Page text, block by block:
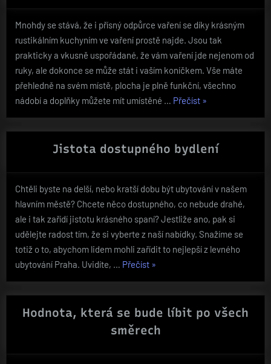
Mnohdy se stává, že i přísný odpůrce vaření se díky krásným
rustikálním kuchyním ve vaření prostě najde. Jsou tak
prakticky a vkusně uspořádané, že vám vaření jde nejenom od
ruky, ale dokonce se může stát i vaším koníčkem. Vše máte
přehledně na svém místě, plocha je plně funkční, všechno
nádobí a doplňky můžete mít umístěné … Přečíst„Vaření
zážitek“
»
Jistota dostupného bydlení
Chtěli byste na delší, nebo kratší dobu být ubytování v našem
hlavním městě? Chcete něco dostupného, co nebude drahé,
ale i tak zařídí jistotu krásného spaní? Jestliže ano, pak si
udělejte radost tím, že si vyberte z naší nabídky. Snažíme se
totiž o to, abychom lidem mohli zařídit to nejlepší z levného
ubytování Praha. Uvidíte, … Přečíst„Jistota
bydlení“
»
Hodnota, která se bude líbit po všech
směrech